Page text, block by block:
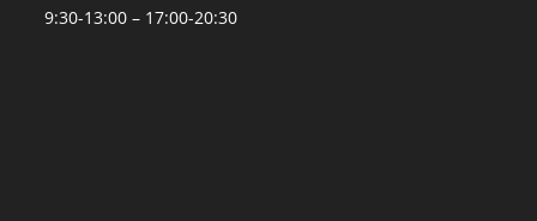
9:30-13:00 – 17:00-20:30